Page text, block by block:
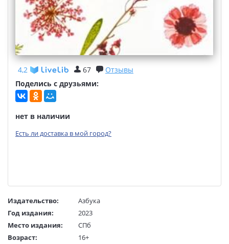
4,2 67
Отзывы
Поделись с друзьями:
нет в наличии
Есть ли доставка в мой город?
Издательство:
Азбука
Год издания:
2023
Место издания:
СПб
Возраст:
16+